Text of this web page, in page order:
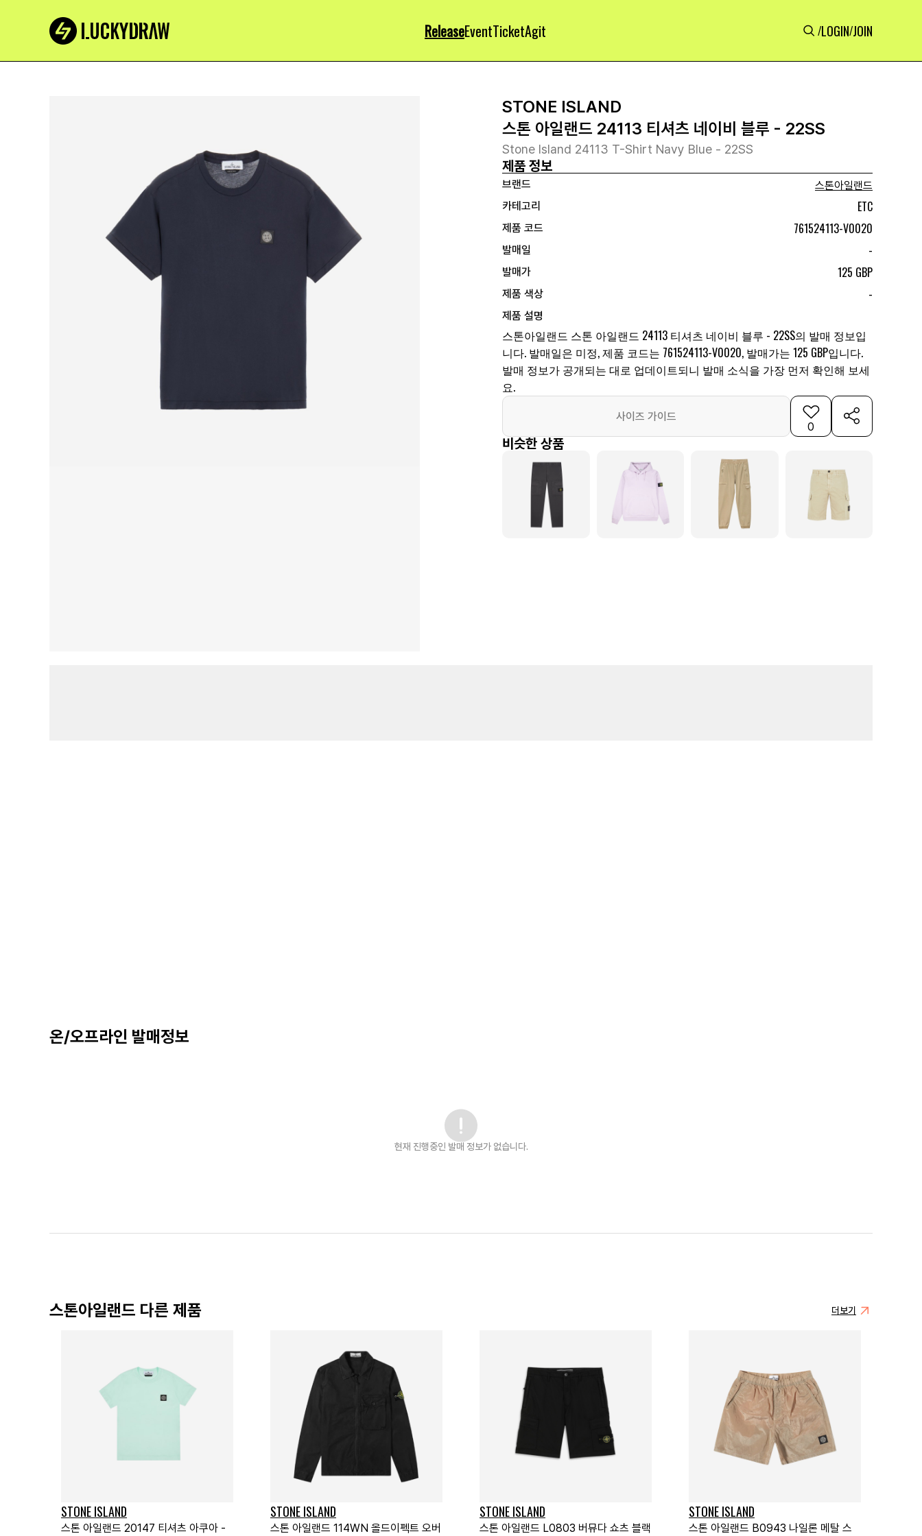
ReleaseEventTicketAgit /LOGIN/JOIN
STONE ISLAND
스톤 아일랜드 24113 티셔츠 네이비 블루 - 22SS
Stone Island 24113 T-Shirt Navy Blue - 22SS
제품 정보
브랜드
스톤아일랜드
카테고리
ETC
제품 코드 761524113-V0020
발매일 -
발매가 125 GBP
제품 색상 -
제품 설명
스톤아일랜드 스톤 아일랜드 24113 티셔츠 네이비 블루 - 22SS의 발매 정보입
니다. 발매일은 미정, 제품 코드는 761524113-V0020, 발매가는 125 GBP입니다.
발매 정보가 공개되는 대로 업데이트되니 발매 소식을 가장 먼저 확인해 보세
요.
사이즈 가이드
0
비슷한 상품
온/오프라인 발매정보
현재 진행중인 발매 정보가 없습니다.
스톤아일랜드 다른 제품 더보기
STONE ISLAND
스톤 아일랜드 20147 티셔츠 아쿠아 -
STONE ISLAND
스톤 아일랜드 114WN 올드이펙트 오버
STONE ISLAND
스톤 아일랜드 L0803 버뮤다 쇼츠 블랙
STONE ISLAND
스톤 아일랜드 B0943 나일론 메탈 스